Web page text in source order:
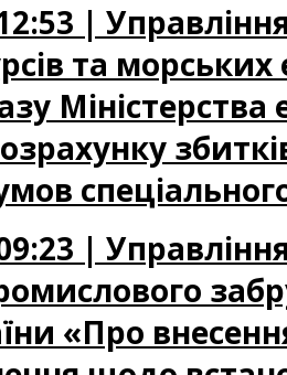
|
та
|
«Про